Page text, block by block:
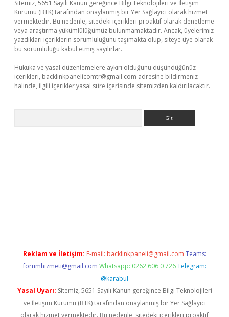
Sitemiz, 5651 Sayılı Kanun gereğince Bilgi Teknolojileri ve İletişim
Kurumu (BTK) tarafından onaylanmış bir Yer Sağlayıcı olarak hizmet
vermektedir. Bu nedenle, sitedeki içerikleri proaktif olarak denetleme
veya araştırma yükümlülüğümüz bulunmamaktadır. Ancak, üyelerimiz
yazdıkları içeriklerin sorumluluğunu taşımakta olup, siteye üye olarak
bu sorumluluğu kabul etmiş sayılırlar.
Hukuka ve yasal düzenlemelere aykırı olduğunu düşündüğünüz
içerikleri, backlinkpanelicomtr@gmail.com adresine bildirmeniz
halinde, ilgili içerikler yasal süre içerisinde sitemizden kaldırılacaktır.
Reklam ve İletişim: E-mail: backlinkpaneli@gmail.com Teams:
forumhizmeti@gmail.com Whatsapp: 0262 606 0 726 Telegram:
@karabul
Yasal Uyarı: Sitemiz, 5651 Sayılı Kanun gereğince Bilgi Teknolojileri
ve İletişim Kurumu (BTK) tarafından onaylanmış bir Yer Sağlayıcı
olarak hizmet vermektedir. Bu nedenle, sitedeki içerikleri proaktif